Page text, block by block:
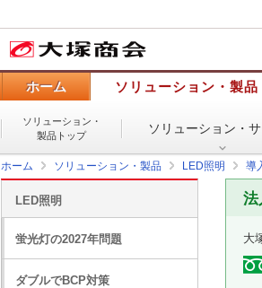
ホーム ソリューション・製品
ソリューション・
製品トップ
ソリューション・
ホーム ソリューション・製品 LED照明 導
法
大
LED照明
蛍光灯の2027年問題
ダブルでBCP対策